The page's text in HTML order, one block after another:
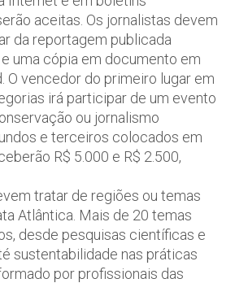
aceitas. Os jornalistas devem
da reportagem publicada
uma cópia em documento em
O vencedor do primeiro lugar em
irá participar de um evento
ou jornalismo
e terceiros colocados em
R$ 5.000 e R$ 2.500,
tratar de regiões ou temas
Atlântica. Mais de 20 temas
desde pesquisas científicas e
sustentabilidade nas práticas
por profissionais das